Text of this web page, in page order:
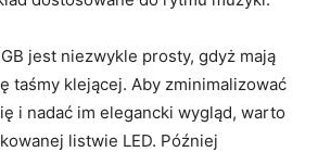
jest niezwykle prosty, gdyż mają
taśmy klejącej. Aby zminimalizować
i nadać im elegancki wygląd, warto
listwie LED. Później